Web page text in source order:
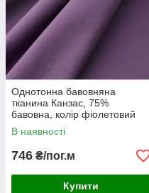
Однотонна бавовняна
тканина Канзас, 75%
бавовна, колір фіолетовий
В наявності
746 ₴/пог.м
Купити